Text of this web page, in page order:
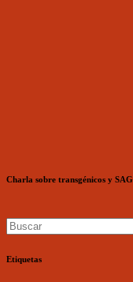
Charla sobre transgénicos y SAG
Etiquetas